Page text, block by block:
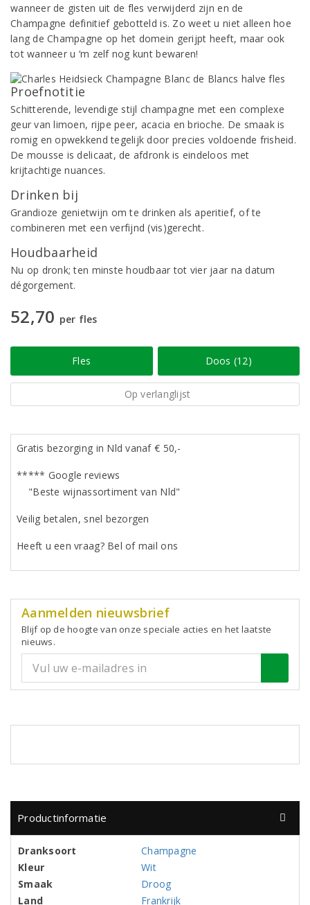
wanneer de gisten uit de fles verwijderd zijn en de
Champagne definitief gebotteld is. Zo weet u niet alleen hoe
lang de Champagne op het domein gerijpt heeft, maar ook
tot wanneer u ‘m zelf nog kunt bewaren!
Proefnotitie
Schitterende, levendige stijl champagne met een complexe
geur van limoen, rijpe peer, acacia en brioche. De smaak is
romig en opwekkend tegelijk door precies voldoende frisheid.
De mousse is delicaat, de afdronk is eindeloos met
krijtachtige nuances.
Drinken bij
Grandioze genietwijn om te drinken als aperitief, of te
combineren met een verfijnd (vis)gerecht.
Houdbaarheid
Nu op dronk; ten minste houdbaar tot vier jaar na datum
dégorgement.
52,70 per fles
Fles Doos (12)
Op verlanglijst
Gratis bezorging in Nld vanaf € 50,-
***** Google reviews
"Beste wijnassortiment van Nld"
Veilig betalen, snel bezorgen
Heeft u een vraag? Bel of mail ons
Aanmelden nieuwsbrief
Blijf op de hoogte van onze speciale acties en het laatste
nieuws.
Productinformatie
Dranksoort
Champagne
Kleur
Wit
Smaak
Droog
Land
Frankrijk